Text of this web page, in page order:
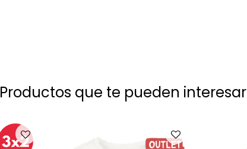
Productos que te pueden interesar